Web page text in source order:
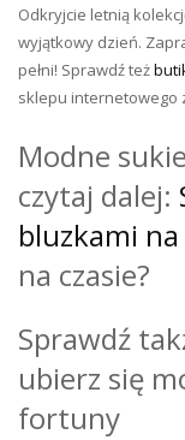
Odkryjcie letnią
wyjątkowy dzień.
pełni! Sprawdź też
sklepu internetowego
Modne
czytaj dalej:
bluzkami
na czasie?
Sprawdź
ubierz się
fortuny